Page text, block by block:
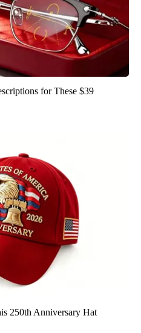
for These $39
250th Anniversary Hat